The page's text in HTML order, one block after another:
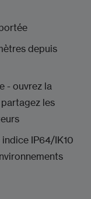
depuis
- ouvrez la
les
IP64/IK10